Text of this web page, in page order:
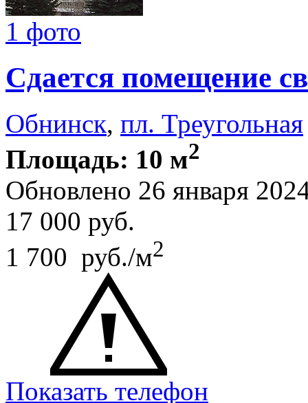
1 фото
Сдается помещение
Обнинск, пл. Треугольная
Площадь: 10 м2
Обновлено 26 января
17 000 руб.
1 700 руб./м2
Показать телефон